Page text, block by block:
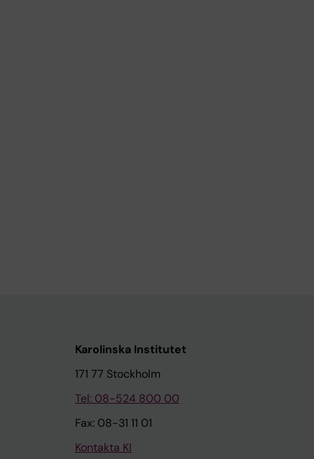
Karolinska Institutet
171 77 Stockholm
Tel: 08-524 800 00
Fax: 08-31 11 01
Kontakta KI